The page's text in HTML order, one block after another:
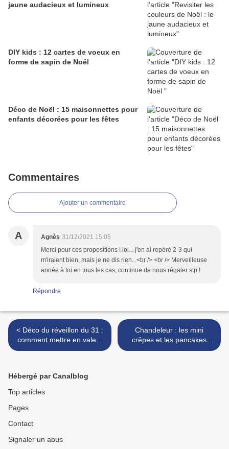
jaune audacieux et lumineux
DIY kids : 12 cartes de voeux en
forme de sapin de Noël
Déco de Noël : 15 maisonnettes pour
enfants décorées pour les fêtes
Commentaires
Ajouter un commentaire
A Agnès 31/12/2021 15:05
Merci pour ces propositions ! lol... j'en ai repéré 2-3 qui
m'iraient bien, mais je ne dis rien...<br /> <br /> Merveilleuse
année à toi en tous les cas, continue de nous régaler stp !
Répondre
< Déco du réveillon du 31 :
comment mettre en valeur
le gui ?
Chandeleur : les mini
crêpes et les pancakes
version fun (thèmes : hiver,
Hébergé par Canalblog
Top articles
Pages
Contact
Signaler un abus